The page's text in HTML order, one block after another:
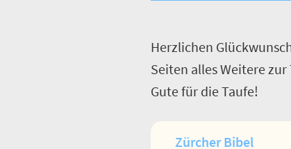
Herzlichen
Seiten alles Weitere
Gute für die Taufe!
Zürcher Bibel